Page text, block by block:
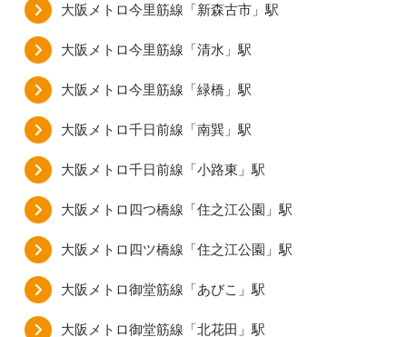
大阪メトロ今里筋線「新森古市」駅
大阪メトロ今里筋線「清水」駅
大阪メトロ今里筋線「緑橋」駅
大阪メトロ千日前線「南巽」駅
大阪メトロ千日前線「小路東」駅
大阪メトロ四つ橋線「住之江公園」駅
大阪メトロ四ツ橋線「住之江公園」駅
大阪メトロ御堂筋線「あびこ」駅
大阪メトロ御堂筋線「北花田」駅